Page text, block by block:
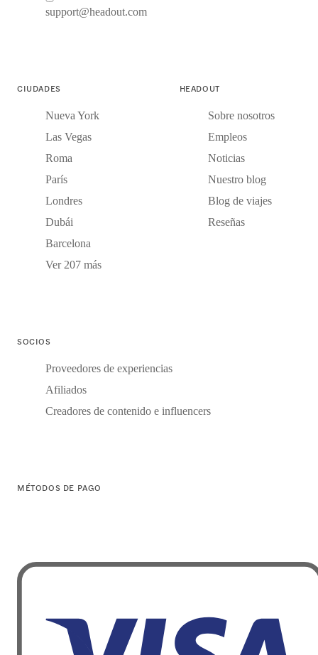
support@headout.com
CIUDADES
Nueva York
Las Vegas
Roma
París
Londres
Dubái
Barcelona
Ver 207 más
HEADOUT
Sobre nosotros
Empleos
Noticias
Nuestro blog
Blog de viajes
Reseñas
SOCIOS
Proveedores de experiencias
Afiliados
Creadores de contenido e influencers
MÉTODOS DE PAGO